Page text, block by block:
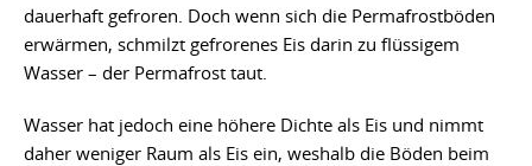
dauerhaft gefroren. Doch wenn sich die Permafrostböden
erwärmen, schmilzt gefrorenes Eis darin zu flüssigem
Wasser – der Permafrost taut.
Wasser hat jedoch eine höhere Dichte als Eis und nimmt
daher weniger Raum als Eis ein, weshalb die Böden beim